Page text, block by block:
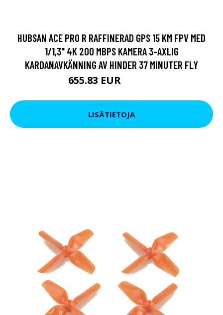
HUBSAN ACE PRO R RAFFINERAD GPS 15 KM FPV MED
1/1,3" 4K 200 MBPS KAMERA 3-AXLIG
KARDANAVKÄNNING AV HINDER 37 MINUTER FLY
655.83 EUR
LISÄTIETOJA